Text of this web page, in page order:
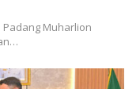
Padang Muharlion